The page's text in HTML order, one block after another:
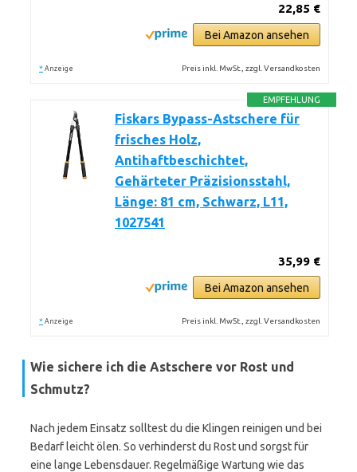
22,85 €
Bei Amazon ansehen
* Anzeige Preis inkl. MwSt., zzgl. Versandkosten
EMPFEHLUNG
Fiskars Bypass-Astschere für
frisches Holz,
Antihaftbeschichtet,
Gehärteter Präzisionsstahl,
Länge: 81 cm, Schwarz, L11,
1027541
35,99 €
Bei Amazon ansehen
* Anzeige Preis inkl. MwSt., zzgl. Versandkosten
Wie sichere ich die Astschere vor Rost und
Schmutz?
Nach jedem Einsatz solltest du die Klingen reinigen und bei
Bedarf leicht ölen. So verhinderst du Rost und sorgst für
eine lange Lebensdauer. Regelmäßige Wartung wie das